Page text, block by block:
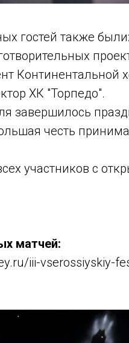
гостей также
Континентальной
ХК "Торпедо".
завершилось
честь
участников с
матчей:
iii-vserossiyskiy-